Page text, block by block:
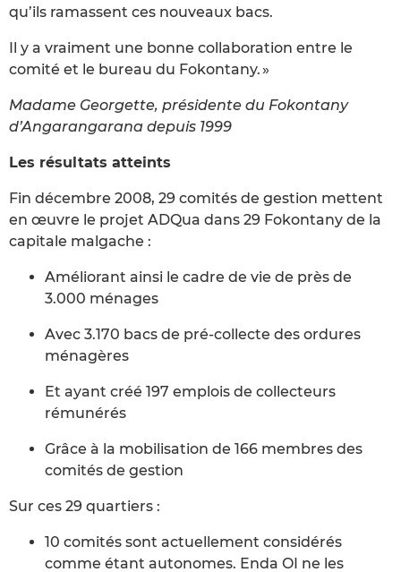
qu’ils ramassent ces nouveaux bacs.
Il y a vraiment une bonne collaboration entre le
comité et le bureau du Fokontany. »
Madame Georgette, présidente du Fokontany
d’Angarangarana depuis 1999
Les résultats atteints
Fin décembre 2008, 29 comités de gestion mettent
en œuvre le projet ADQua dans 29 Fokontany de la
capitale malgache :
Améliorant ainsi le cadre de vie de près de
3.000 ménages
Avec 3.170 bacs de pré-collecte des ordures
ménagères
Et ayant créé 197 emplois de collecteurs
rémunérés
Grâce à la mobilisation de 166 membres des
comités de gestion
Sur ces 29 quartiers :
10 comités sont actuellement considérés
comme étant autonomes. Enda OI ne les